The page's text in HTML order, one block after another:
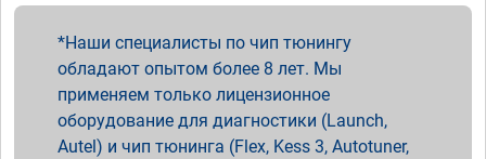
Наши специалисты по чип тюнингу
обладают опытом более 8 лет. Мы
применяем только лицензионное
оборудование для диагностики (Launch,
Autel) и чип тюнинга (Flex, Kess 3, Autotuner,